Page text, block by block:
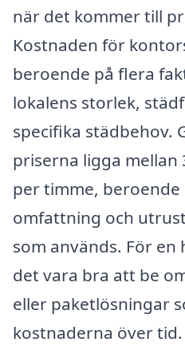
när det kommer till
Kostnaden för
beroende på flera
lokalens storlek,
specifika städbehov.
priserna ligga mellan
per timme, beroende
omfattning och
som används. För
det vara bra att be
eller paketlösningar
kostnaderna över tid.